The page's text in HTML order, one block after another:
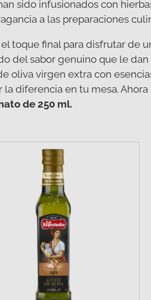
sido infusionados con
a las preparaciones
toque final para disfrutar de
del sabor genuino que le dan
oliva virgen extra con
la diferencia en tu mesa.
de 250 ml.